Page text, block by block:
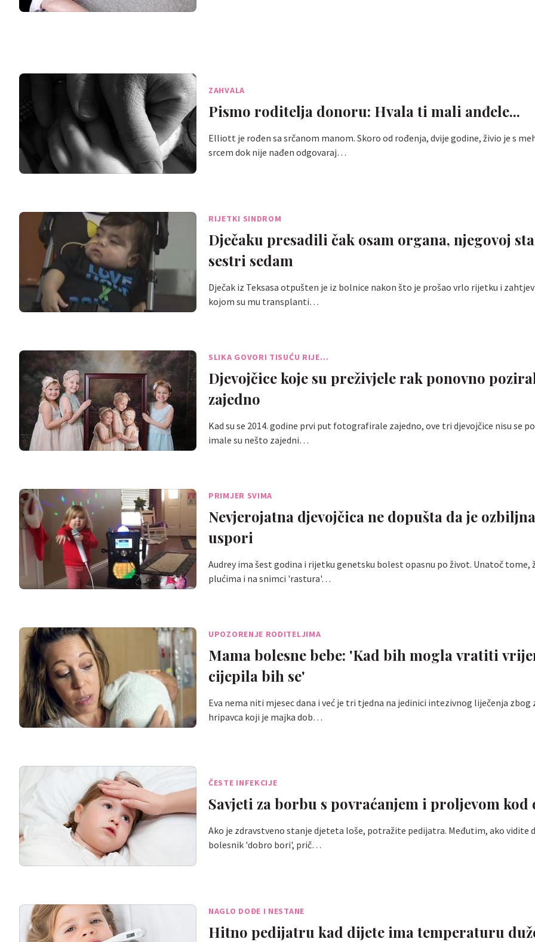
ZAHVALA
Pismo roditelja donoru: Hvala ti mali anđele...
Elliott je rođen sa srčanom manom. Skoro od rođenja, dvije godine, živio je s
srcem dok nije nađen odgovaraj…
RIJETKI SINDROM
Dječaku presadili čak osam organa, njegovoj
sestri sedam
Dječak iz Teksasa otpušten je iz bolnice nakon što je prošao vrlo rijetku i
kojom su mu transplanti…
SLIKA GOVORI TISUĆU RIJE…
Djevojčice koje su preživjele rak ponovno
zajedno
Kad su se 2014. godine prvi put fotografirale zajedno, ove tri djevojčice nisu se
imale su nešto zajedni…
PRIMJER SVIMA
Nevjerojatna djevojčica ne dopušta da je
uspori
Audrey ima šest godina i rijetku genetsku bolest opasnu po život. Unatoč tome,
plućima i na snimci 'rastura'…
UPOZORENJE RODITELJIMA
Mama bolesne bebe: 'Kad bih mogla vratiti
cijepila bih se'
Eva nema niti mjesec dana i već je tri tjedna na jedinici intezivnog liječenja zbog
hripavca koji je majka dob…
ČESTE INFEKCIJE
Savjeti za borbu s povraćanjem i proljevom kod
Ako je zdravstveno stanje djeteta loše, potražite pedijatra. Međutim, ako vidite
bolesnik 'dobro bori', prič…
NAGLO DOĐE I NESTANE
Hitno pedijatru kad dijete ima temperaturu